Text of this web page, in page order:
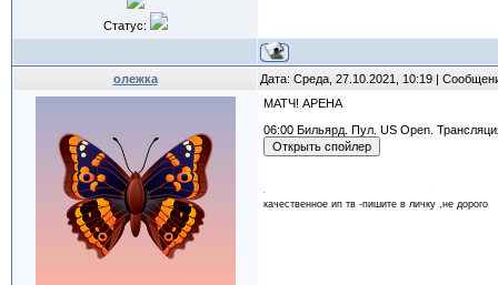
Статус:
олежка Дата: Среда, 27.10.2021, 10:19 |
МАТЧ! АРЕНА
06:00 Бильярд. Пул. US Open.
качественное ип тв -пишите в личку ,не дорого